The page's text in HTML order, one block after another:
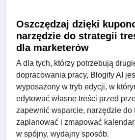
Oszczędzaj dzięki
narzędzie do strategii
dla marketerów
A dla tych, którzy potrzebują
dopracowania pracy, Blogify AI
wyposażony w tryb edycji, w
edytować własne treści przed
zapewnić wsparcie, narzędzie do
zaplanować i zmapować
w spójny, wydajny sposób.